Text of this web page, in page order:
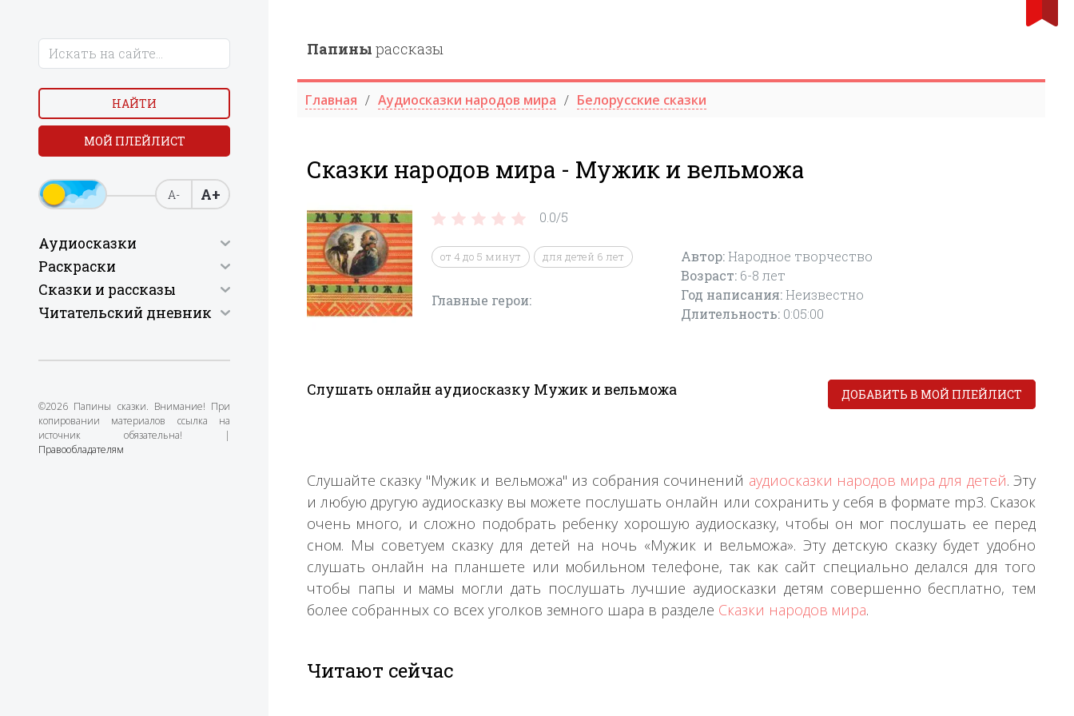
НАЙТИ
МОЙ ПЛЕЙЛИСТ
А- А+
Аудиосказки
Раскраски
Сказки и рассказы
Читательский дневник
©2026 Папины сказки. Внимание! При
копировании материалов ссылка на
источник обязательна! |
Правообладателям
Папины рассказы
Главная Аудиосказки народов мира Белорусские сказки
Сказки народов мира - Мужик и вельможа
0.0/5
от 4 до 5 минут для детей 6 лет
Главные герои:
Автор:Народное творчество
Возраст: 6-8 лет
Год написания:Неизвестно
Длительность: 0:05:00
Слушать онлайн аудиосказку Мужик и вельможа ДОБАВИТЬ В МОЙ ПЛЕЙЛИСТ
Слушайте сказку "Мужик и вельможа" из собрания сочинений аудиосказки народов мира для детей. Эту
и любую другую аудиосказку вы можете послушать онлайн или сохранить у себя в формате mp3. Сказок
очень много, и сложно подобрать ребенку хорошую аудиосказку, чтобы он мог послушать ее перед
сном. Мы советуем сказку для детей на ночь «Мужик и вельможа». Эту детскую сказку будет удобно
слушать онлайн на планшете или мобильном телефоне, так как сайт специально делался для того
чтобы папы и мамы могли дать послушать лучшие аудиосказки детям совершенно бесплатно, тем
более собранных со всех уголков земного шара в разделе Сказки народов мира.
Читают сейчас